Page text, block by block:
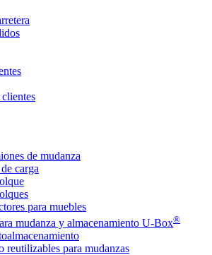
de mudanza
carga
para muebles
mudanza y almacenamiento U-Box®
reutilizables para mudanzas